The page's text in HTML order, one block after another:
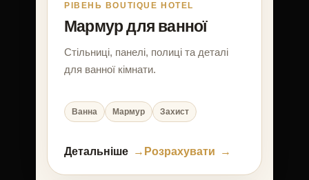
РІВЕНЬ BOUTIQUE HOTEL
Мармур для ванної
Стільниці, панелі, полиці та деталі
для ванної кімнати.
Ванна Мармур Захист
Детальніше Розрахувати